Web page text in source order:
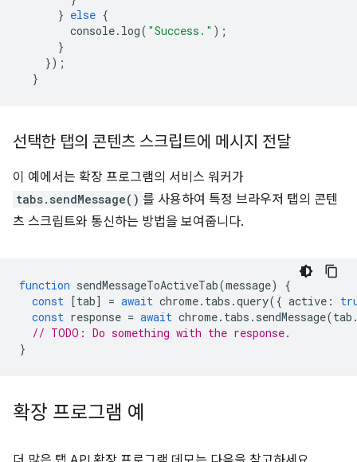
} else {
console. log( "Success." );
}
});
}
선택한 탭의 콘텐츠 스크립트에 메시지 전달
이 예에서는 확장 프로그램의 서비스 워커가
tabs.sendMessage() 를 사용하여 특정 브라우저 탭의 콘텐
츠 스크립트와 통신하는 방법을 보여줍니다.
function sendMessageToActiveTab(message)
{
const [tab] = await chrome. tabs .query({ active :
const response = await chrome. tabs . sendMessage(tab
// TODO: Do something with the response.
}
확장 프로그램 예